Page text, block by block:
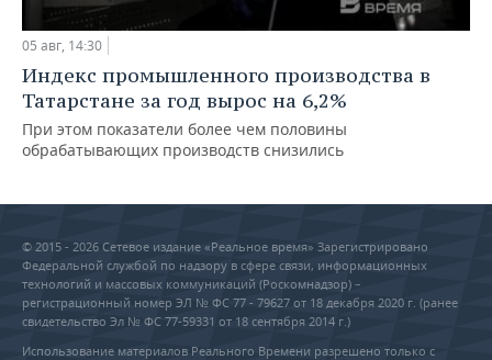
05 авг, 14:30
Индекс промышленного производства в
Татарстане за год вырос на 6,2%
При этом показатели более чем половины
обрабатывающих производств снизились
© 2015 - 2026 Сетевое издание «Реальное время» Зарегистрировано
Федеральной службой по надзору в сфере связи, информационных
технологий и массовых коммуникаций (Роскомнадзор) –
регистрационный номер ЭЛ № ФС 77 - 79627 от 18 декабря 2020 г. (ранее
свидетельство Эл № ФС 77-59331 от 18 сентября 2014 г.)
Использование материалов Реального Времени разрешено только с